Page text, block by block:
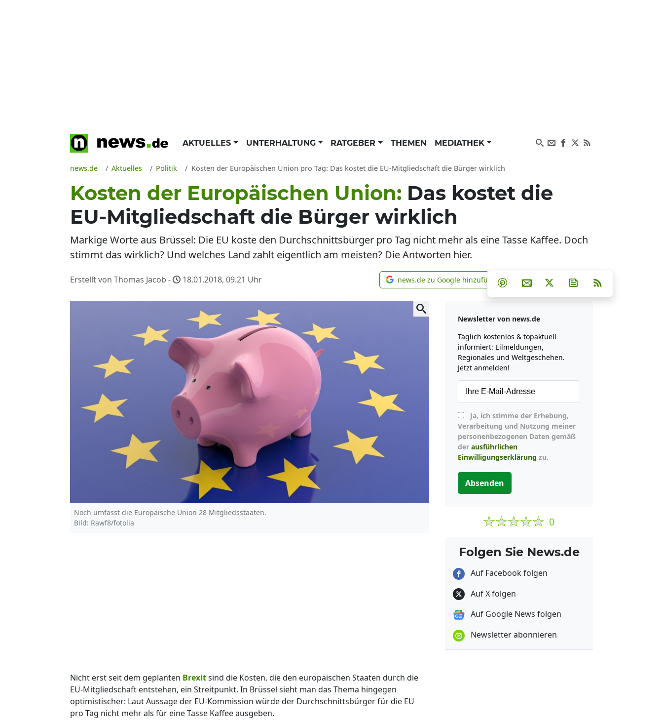
AKTUELLES UNTERHALTUNG RATGEBER THEMEN MEDIATHEK
news.de Aktuelles Politik Kosten der Europäischen Union pro Tag: Das kostet die EU-Mitgliedschaft die Bürger wirklich
Kosten der Europäischen Union: Das kostet die
EU-Mitgliedschaft die Bürger wirklich
Markige Worte aus Brüssel: Die EU koste den Durchschnittsbürger pro Tag nicht mehr als eine Tasse Kaffee. Doch
stimmt das wirklich? Und welches Land zahlt eigentlich am meisten? Die Antworten hier.
Erstellt von Thomas Jacob - 18.01.2018, 09.21 Uhr news.de zu Google hinzufügen
news.de zu Google hinzufügen Teilen auf Facebook
Teilen auf Whatsapp
Teilen auf Telegram
Teilen auf Pinterest
Per E-Mail teilen
Post auf XNewsletter
Noch umfasst die Europäische Union 28 Mitgliedsstaaten.
Bild: Rawf8/fotolia
Nicht erst seit dem geplanten Brexitsind die Kosten, die den europäischen Staaten durch die
EU-Mitgliedschaft entstehen, ein Streitpunkt. In Brüssel sieht man das Thema hingegen
optimistischer: Laut Aussage der EU-Kommission würde der Durchschnittsbürger für die EU
pro Tag nicht mehr als für eine Tasse Kaffee ausgeben.
Newsletter von news.de
Täglich kostenlos & topaktuell
informiert: Eilmeldungen,
Regionales und Weltgeschehen.
Jetzt anmelden!
Verarbeitung und Nutzung meiner
personenbezogenen Daten gemäß
der ausführlichen
Einwilligungserklärung zu.
Absenden
0
Folgen Sie News.de
Auf Facebook folgen
Auf X folgen
Auf Google News folgen
Newsletter abonnieren